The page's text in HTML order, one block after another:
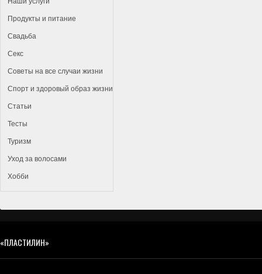
Продукты и питание
Свадьба
Секс
Советы на все случаи жизни
Спорт и здоровый образ жизни
Статьи
Тесты
Туризм
Уход за волосами
Хобби
«ПЛАСТИЛИН»